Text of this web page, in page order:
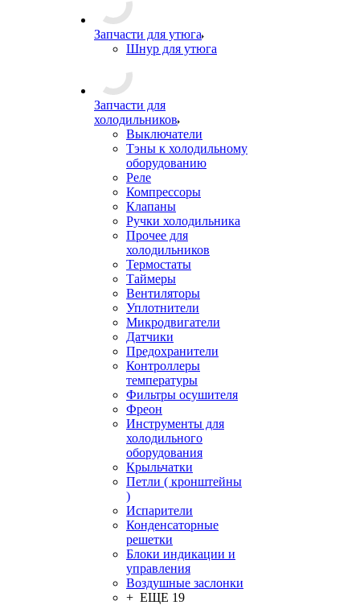
Запчасти для утюга
Шнур для утюга
Запчасти для
холодильников
Выключатели
Тэны к холодильному
оборудованию
Реле
Компрессоры
Клапаны
Ручки холодильника
Прочее для
холодильников
Термостаты
Таймеры
Вентиляторы
Уплотнители
Микродвигатели
Датчики
Предохранители
Контроллеры
температуры
Фильтры осушителя
Фреон
Инструменты для
холодильного
оборудования
Крыльчатки
Петли ( кронштейны
)
Испарители
Конденсаторные
решетки
Блоки индикации и
управления
Воздушные заслонки
+ ЕЩЕ 19